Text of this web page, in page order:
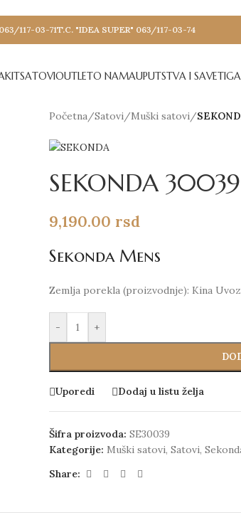
117-03-71T.C. "IDEA SUPER" 063/117-03-74
SATOVIOUTLETO NAMAUPUTSTVA I SAVETI
Početna/Satovi/Muški satovi/
SEKONDA 30039
9,190.00 rsd
Sekonda Mens
Zemlja porekla (proizvodnje): Kina
- +
Uporedi Dodaj u listu želja
Šifra proizvoda: SE30039
Kategorije: Muški satovi, Satovi,
Share: